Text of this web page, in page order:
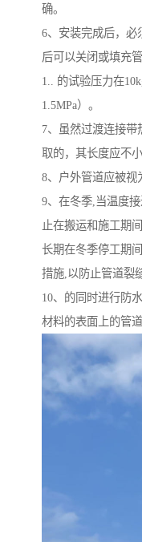
确。
6、安装完成后，必
后可以关闭或填充
1.. 的试验压力在
1.5MPa）。
7、虽然过渡连接带
取的，其长度应不小
8、户外管道应被视
9、在冬季,当温度
止在搬运和施工期
长期在冬季停工期
措施,以防止管道裂
10、的同时进行防
材料的表面上的管